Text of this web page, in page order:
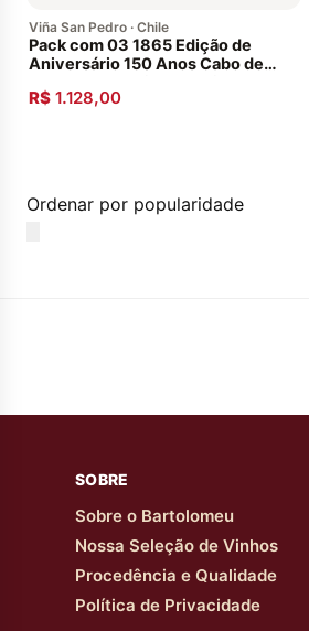
Viña San Pedro · Chile
Pack com 03 1865 Edição de
Aniversário 150 Anos Cabo de
R$ 1.128,00
SOBRE
Sobre o Bartolomeu
Nossa Seleção de Vinhos
Procedência e Qualidade
Política de Privacidade